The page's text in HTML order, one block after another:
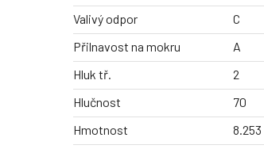
Valivý odpor
C
Přilnavost na mokru
A
Hluk tř.
2
Hlučnost
70
Hmotnost
8.253